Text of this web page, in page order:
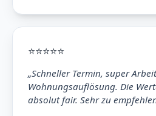
⭐⭐⭐⭐⭐
„Schneller Termin, super
Wohnungsauflösung. Die
absolut fair. Sehr zu